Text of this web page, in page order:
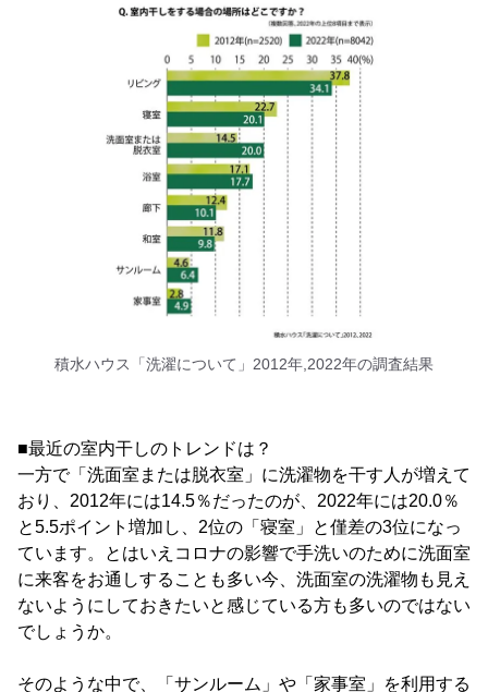
積水ハウス「洗濯について」2012年,2022年の調査結果
■最近の室内干しのトレンドは？
一方で「洗面室または脱衣室」に洗濯物を干す人が増えて
おり、2012年には14.5％だったのが、2022年には20.0％
と5.5ポイント増加し、2位の「寝室」と僅差の3位になっ
ています。とはいえコロナの影響で手洗いのために洗面室
に来客をお通しすることも多い今、洗面室の洗濯物も見え
ないようにしておきたいと感じている方も多いのではない
でしょうか。
そのような中で、「サンルーム」や「家事室」を利用する